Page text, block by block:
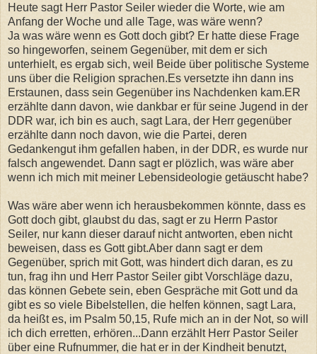
Heute sagt Herr Pastor Seiler wieder die Worte, wie am
Anfang der Woche und alle Tage, was wäre wenn?
Ja was wäre wenn es Gott doch gibt? Er hatte diese Frage
so hingeworfen, seinem Gegenüber, mit dem er sich
unterhielt, es ergab sich, weil Beide über politische Systeme
uns über die Religion sprachen.Es versetzte ihn dann ins
Erstaunen, dass sein Gegenüber ins Nachdenken kam.ER
erzählte dann davon, wie dankbar er für seine Jugend in der
DDR war, ich bin es auch, sagt Lara, der Herr gegenüber
erzählte dann noch davon, wie die Partei, deren
Gedankengut ihm gefallen haben, in der DDR, es wurde nur
falsch angewendet. Dann sagt er plözlich, was wäre aber
wenn ich mich mit meiner Lebensideologie getäuscht habe?
Was wäre aber wenn ich herausbekommen könnte, dass es
Gott doch gibt, glaubst du das, sagt er zu Herrn Pastor
Seiler, nur kann dieser darauf nicht antworten, eben nicht
beweisen, dass es Gott gibt.Aber dann sagt er dem
Gegenüber, sprich mit Gott, was hindert dich daran, es zu
tun, frag ihn und Herr Pastor Seiler gibt Vorschläge dazu,
das können Gebete sein, eben Gespräche mit Gott und da
gibt es so viele Bibelstellen, die helfen können, sagt Lara,
da heißt es, im Psalm 50,15, Rufe mich an in der Not, so will
ich dich erretten, erhören...Dann erzählt Herr Pastor Seiler
über eine Rufnummer, die hat er in der Kindheit benutzt,